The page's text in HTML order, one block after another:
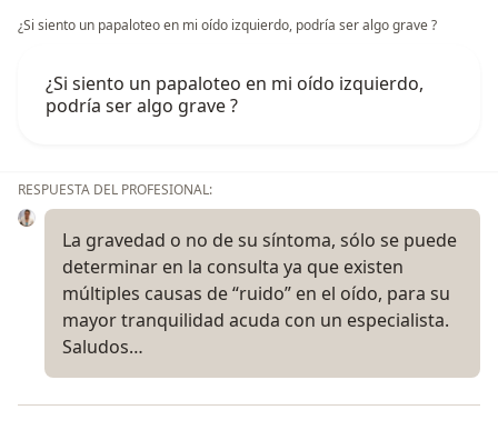
¿Si siento un papaloteo en mi oído izquierdo, podría ser algo grave ?
¿Si siento un papaloteo en mi oído izquierdo,
podría ser algo grave ?
RESPUESTA DEL PROFESIONAL:
La gravedad o no de su síntoma, sólo se puede
determinar en la consulta ya que existen
múltiples causas de “ruido” en el oído, para su
mayor tranquilidad acuda con un especialista.
Saludos…